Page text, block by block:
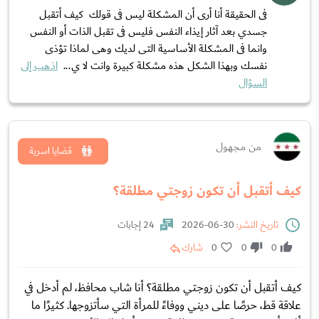
فى الحقيقة أنا أرى أن المشكلة ليس فى قولك كيف أتقبل
جسدي بعد آثار إيذاء النفس فليس فى تقبل الذات أو النفس
وانما فى المشكلة الأساسية التى لديك وهى لماذا تؤذى
نفسك وبهذا الشكل هذه مشكلة كبيرة وانت لا ي... اذهب إلى
السؤال
من مجهول
كيف أتقبل أن تكون زوجتي مطلقة؟
قضايا اسرية
تاريخ النشر:
24 إجابات
0
0
0 شارك
كيف أتقبل أن تكون زوجتي مطلقة؟ أنا شاب محافظ، لم أدخل في
علاقة قط، حرصًا على ديني ووفاءً للمرأة التي سأتزوجها. كثيرًا ما